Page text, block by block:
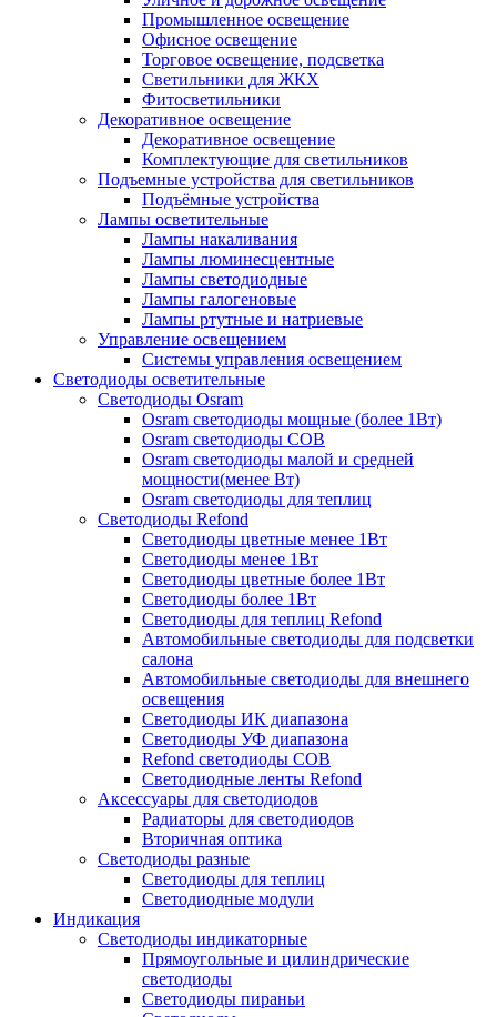
Промышленное освещение
Офисное освещение
Торговое освещение, подсветка
Светильники для ЖКХ
Фитосветильники
Декоративное освещение
Декоративное освещение
Комплектующие для светильников
Подъемные устройства для светильников
Подъёмные устройства
Лампы осветительные
Лампы накаливания
Лампы люминесцентные
Лампы светодиодные
Лампы галогеновые
Лампы ртутные и натриевые
Управление освещением
Системы управления освещением
Светодиоды осветительные
Светодиоды Osram
Osram светодиоды мощные (более 1Вт)
Osram светодиоды COB
Osram светодиоды малой и средней
мощности(менее Вт)
Osram светодиоды для теплиц
Светодиоды Refond
Светодиоды цветные менее 1Вт
Светодиоды менее 1Вт
Светодиоды цветные более 1Вт
Светодиоды более 1Вт
Светодиоды для теплиц Refond
Автомобильные светодиоды для подсветки
салона
Автомобильные светодиоды для внешнего
освещения
Светодиоды ИК диапазона
Светодиоды УФ диапазона
Refond светодиоды COB
Светодиодные ленты Refond
Аксессуары для светодиодов
Радиаторы для светодиодов
Вторичная оптика
Светодиоды разные
Светодиоды для теплиц
Светодиодные модули
Индикация
Светодиоды индикаторные
Прямоугольные и цилиндрические
светодиоды
Светодиоды пираньи